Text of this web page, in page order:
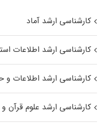
کارشناسی ارشد آماد
کارشناسی ارشد اطلاعات
کارشناسی ارشد اطلاعات
کارشناسی ارشد علوم قرآن